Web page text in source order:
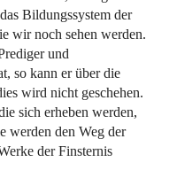
Bildungssystem der
wir noch sehen werden.
und
so kann er über die
wird nicht geschehen.
sich erheben werden,
werden den Weg der
der Finsternis